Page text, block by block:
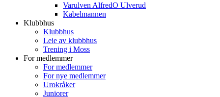
Varulven AlfredO Ulverud
Kabelmannen
Klubbhus
Klubbhus
Leie av klubbhus
Trening i Moss
For medlemmer
For medlemmer
For nye medlemmer
Urokråker
Juniorer